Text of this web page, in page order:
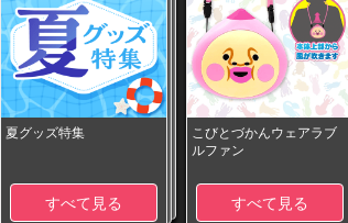
夏グッズ特集
すべて見る
こびとづかんウェアラブ
ルファン
すべて見る